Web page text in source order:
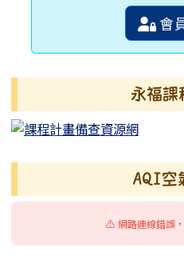
會
永福課
AQI空
⚠️ 網路連線錯誤